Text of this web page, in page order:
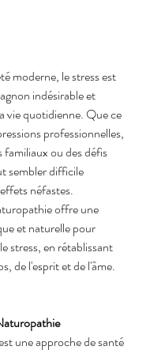
moderne, le stress est
indésirable et
vie quotidienne. Que ce
professionnelles,
familiaux ou des défis
sembler difficile
néfastes.
offre une
et naturelle pour
stress, en rétablissant
de l'esprit et de l'âme.
une approche de santé